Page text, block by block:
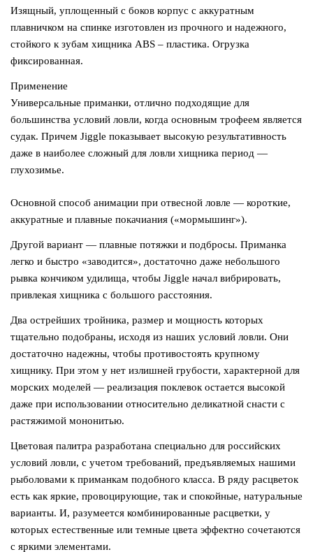
Изящный, уплощенный с боков корпус с аккуратным
плавничком на спинке изготовлен из прочного и надежного,
стойкого к зубам хищника ABS – пластика. Огрузка
фиксированная.
Применение
Универсальные приманки, отлично подходящие для
большинства условий ловли, когда основным трофеем является
судак. Причем Jiggle показывает высокую результативность
даже в наиболее сложный для ловли хищника период —
глухозимье.
Основной способ анимации при отвесной ловле — короткие,
аккуратные и плавные покачиания («мормышинг»).
Другой вариант — плавные потяжки и подбросы. Приманка
легко и быстро «заводится», достаточно даже небольшого
рывка кончиком удилища, чтобы Jiggle начал вибрировать,
привлекая хищника с большого расстояния.
Два острейших тройника, размер и мощность которых
тщательно подобраны, исходя из наших условий ловли. Они
достаточно надежны, чтобы противостоять крупному
хищнику. При этом у нет излишней грубости, характерной для
морских моделей — реализация поклевок остается высокой
даже при использовании относительно деликатной снасти с
растяжимой мононитью.
Цветовая палитра разработана специально для российских
условий ловли, с учетом требований, предъявляемых нашими
рыболовами к приманкам подобного класса. В ряду расцветок
есть как яркие, провоцирующие, так и спокойные, натуральные
варианты. И, разумеется комбинированные расцветки, у
которых естественные или темные цвета эффектно сочетаются
с яркими элементами.